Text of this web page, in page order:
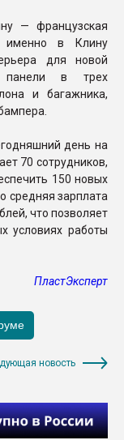
— французская
именно в Клину
для новой
панели в трех
и багажника,
день на
70 сотрудников,
150 новых
средняя зарплата
что позволяет
условиях работы
ПластЭксперт
новость